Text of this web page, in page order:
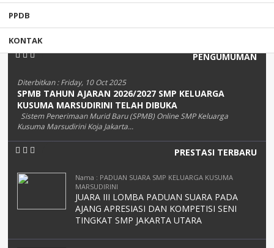
PPDB
KONTAK
PENGUMUMAN
Diterbitkan :Friday, 10 Oct 2025
SPMB TAHUN AJARAN 2026/2027 SMP KELUARGA
KUSUMA MARSUDIRINI TELAH DIBUKA
Sistem Penerimaan Murid Baru (SPMB) Online SMP Keluarga
Kusuma Marsudirini Koja Jakarta...
PRESTASI TERBARU
Nama : PADUAN SUARA SMP KELUARGA KUSUMA
MARSUDIRINI
JUARA III LOMBA PADUAN SUARA PADA
AJANG APRESIASI DAN KOMPETISI SENI
TINGKAT SMP JAKARTA UTARA